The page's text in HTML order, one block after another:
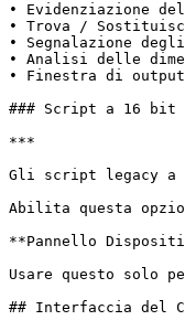
• Evidenziazione
• Trova /
• Segnalazione
• Analisi delle
• Finestra di
### Script a 16 bit
***
Gli script legacy a
Abilita questa
**Pannello
Usare questo solo
## Interfaccia del